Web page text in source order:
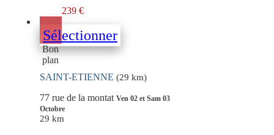
239 €
Sélectionner
Bon
plan
SAINT-ETIENNE (29 km)
77 rue de la montat Ven 02 et Sam 03
Octobre
29 km